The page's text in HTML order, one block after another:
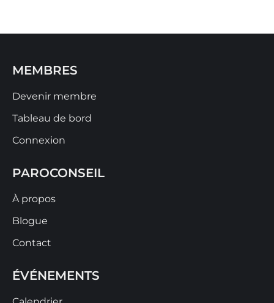
MEMBRES
Devenir membre
Tableau de bord
Connexion
PAROCONSEIL
À propos
Blogue
Contact
ÉVÉNEMENTS